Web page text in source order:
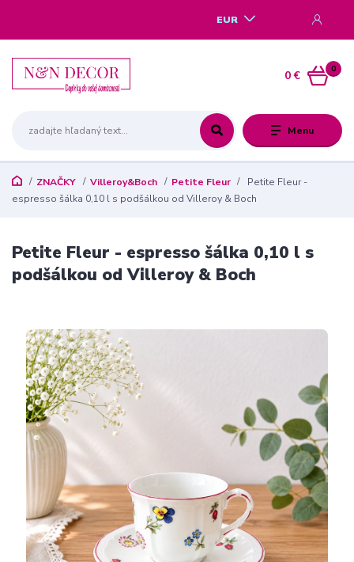
Menu
EUR
0
0 €
ZNAČKY Villeroy&Boch Petite Fleur
Petite Fleur -
espresso šálka 0,10 l s podšálkou od Villeroy & Boch
Petite Fleur - espresso šálka 0,10 l s
podšálkou od Villeroy & Boch